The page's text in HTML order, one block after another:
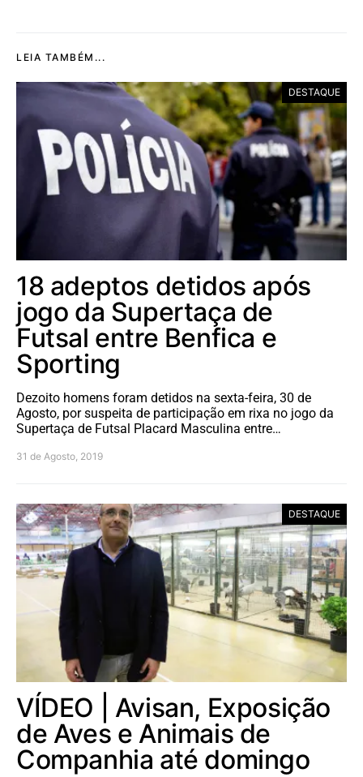
LEIA TAMBÉM...
DESTAQUE
18 adeptos detidos após
jogo da Supertaça de
Futsal entre Benfica e
Sporting
Dezoito homens foram detidos na sexta-feira, 30 de
Agosto, por suspeita de participação em rixa no jogo da
Supertaça de Futsal Placard Masculina entre…
31 de Agosto, 2019
DESTAQUE
VÍDEO | Avisan, Exposição
de Aves e Animais de
Companhia até domingo